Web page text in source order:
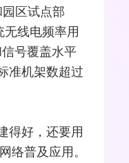
区试点部
无线电频率用
号覆盖水平
准机架数超过
得好，还要用
络普及应用。